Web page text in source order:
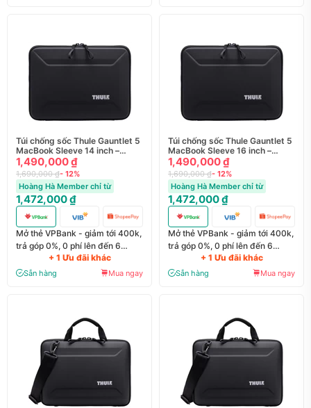
Túi chống sốc Thule Gauntlet 5
MacBook Sleeve 14 inch –
TGSE255
1,490,000 ₫
1,690,000 ₫- 12%
Hoàng Hà Member chỉ từ
1,472,000 ₫
Mở thẻ VPBank - giảm tới 400k,
trả góp 0%, 0 phí lên đến 6
+ 1 Ưu đãi khác
Sẵn hàng Mua ngay
Túi chống sốc Thule Gauntlet 5
MacBook Sleeve 16 inch –
TGSE255
1,490,000 ₫
1,690,000 ₫- 12%
Hoàng Hà Member chỉ từ
1,472,000 ₫
Mở thẻ VPBank - giảm tới 400k,
trả góp 0%, 0 phí lên đến 6
+ 1 Ưu đãi khác
Sẵn hàng Mua ngay